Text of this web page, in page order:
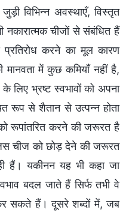
विभिन्न अवस्थाएँ, विस्तृत
नकारात्मक चीजों से संबंधित हैं
प्रतिरोध करने का मूल कारण
मानवता में कुछ कमियाँ नहीं है,
लिए भ्रष्ट स्वभावों को अपना
रूप से शैतान से उत्पन्न होता
रूपांतरित करने की जरूरत है
चीज को छोड़ देने की जरूरत
हैं। यकीनन यह भी कहा जा
बदल जाते हैं सिर्फ तभी वे
सकते हैं। दूसरे शब्दों में, जब